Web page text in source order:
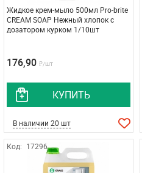
Жидкое крем-мыло 500мл Pro-brite
CREАM SOAP Нежный хлопок с
дозатором курком 1/10шт
176,90 ₽/шт
КУПИТЬ
В наличии 20 шт
Код: 17296